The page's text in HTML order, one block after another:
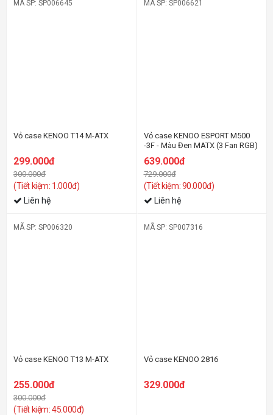
MÃ SP: SP006645
Vỏ case KENOO T14 M-ATX
299.000đ
300.000đ
(Tiết kiệm: 1.000đ)
Liên hệ
MÃ SP: SP006621
Vỏ case KENOO ESPORT M500
-3F - Màu Đen MATX (3 Fan RGB)
639.000đ
729.000đ
(Tiết kiệm: 90.000đ)
Liên hệ
MÃ SP: SP006320
Vỏ case KENOO T13 M-ATX
255.000đ
300.000đ
(Tiết kiệm: 45.000đ)
MÃ SP: SP007316
Vỏ case KENOO 2816
329.000đ